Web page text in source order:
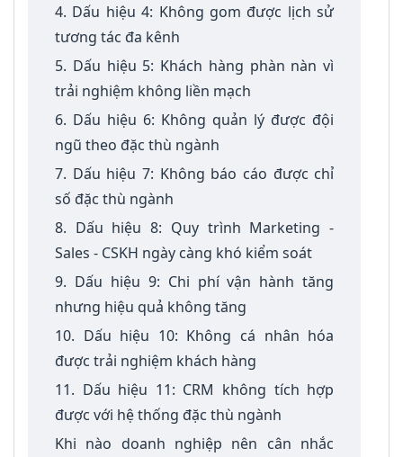
4. Dấu hiệu 4: Không gom được lịch sử
tương tác đa kênh
5. Dấu hiệu 5: Khách hàng phàn nàn vì
trải nghiệm không liền mạch
6. Dấu hiệu 6: Không quản lý được đội
ngũ theo đặc thù ngành
7. Dấu hiệu 7: Không báo cáo được chỉ
số đặc thù ngành
8. Dấu hiệu 8: Quy trình Marketing -
Sales - CSKH ngày càng khó kiểm soát
9. Dấu hiệu 9: Chi phí vận hành tăng
nhưng hiệu quả không tăng
10. Dấu hiệu 10: Không cá nhân hóa
được trải nghiệm khách hàng
11. Dấu hiệu 11: CRM không tích hợp
được với hệ thống đặc thù ngành
Khi nào doanh nghiệp nên cân nhắc